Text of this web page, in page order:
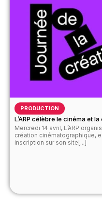
PRODUCTION
L’ARP célèbre le cinéma et
Mercredi 14 avril, L’ARP
création cinématographique,
inscription sur son site[...]